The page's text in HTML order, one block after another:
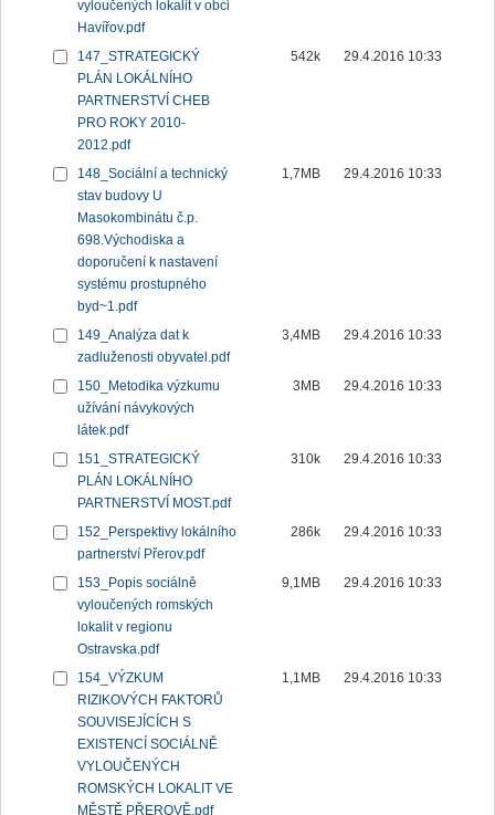
vyloučených lokalit v obci
Havířov.pdf
147_STRATEGICKÝ
PLÁN LOKÁLNÍHO
PARTNERSTVÍ CHEB
PRO ROKY 2010-
2012.pdf
542k 29.4.2016 10:33
148_Sociální a technický
stav budovy U
Masokombinátu č.p.
698.Východiska a
doporučení k nastavení
systému prostupného
byd~1.pdf
1,7MB 29.4.2016 10:33
149_Analýza dat k
zadluženosti obyvatel.pdf
3,4MB 29.4.2016 10:33
150_Metodika výzkumu
užívání návykových
látek.pdf
3MB 29.4.2016 10:33
151_STRATEGICKÝ
PLÁN LOKÁLNÍHO
PARTNERSTVÍ MOST.pdf
310k 29.4.2016 10:33
152_Perspektivy lokálního
partnerství Přerov.pdf
286k 29.4.2016 10:33
153_Popis sociálně
vyloučených romských
lokalit v regionu
Ostravska.pdf
9,1MB 29.4.2016 10:33
154_VÝZKUM
RIZIKOVÝCH FAKTORŮ
SOUVISEJÍCÍCH S
EXISTENCÍ SOCIÁLNĚ
VYLOUČENÝCH
ROMSKÝCH LOKALIT VE
MĚSTĚ PŘEROVĚ.pdf
1,1MB 29.4.2016 10:33